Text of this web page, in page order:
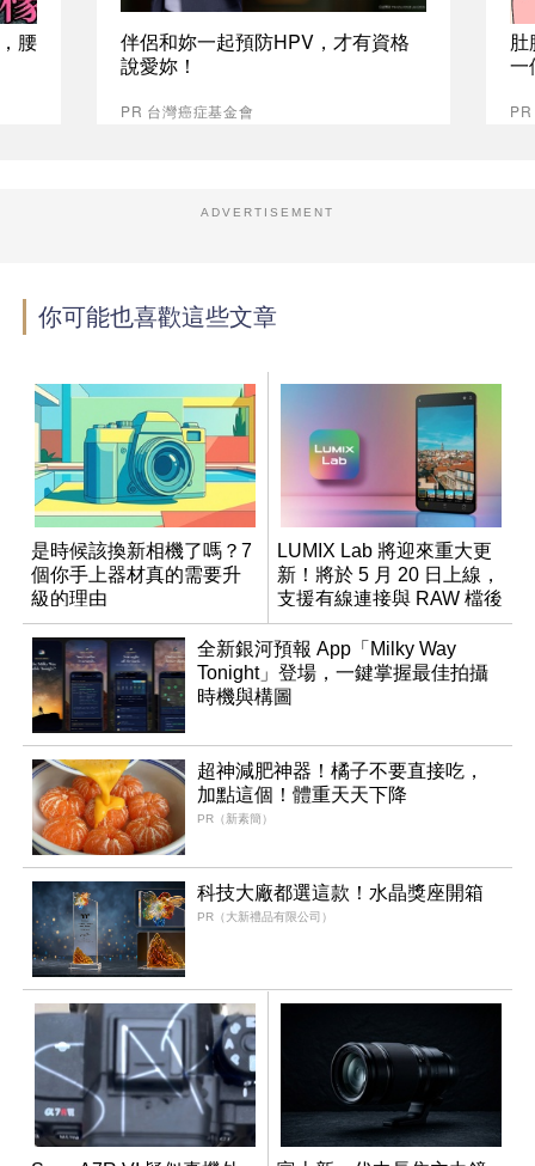
腰
伴侶和妳一起預防HPV，才有資格
說愛妳！
PR 台灣癌症基金會
肚
一
ADVERTISEMENT
你可能也喜歡這些文章
是時候該換新相機了嗎？7
個你手上器材真的需要升
級的理由
LUMIX Lab 將迎來重大更
新！將於 5 月 20 日上線，
支援有線連接與 RAW 檔後
製
全新銀河預報 App「Milky Way
Tonight」登場，一鍵掌握最佳拍攝
時機與構圖
超神減肥神器！橘子不要直接吃，
加點這個！體重天天下降
PR（新素簡）
科技大廠都選這款！水晶獎座開箱
PR（大新禮品有限公司）